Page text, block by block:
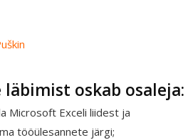
oskab osaleja:
Microsoft Exceli liidest ja
tööülesannete järgi;